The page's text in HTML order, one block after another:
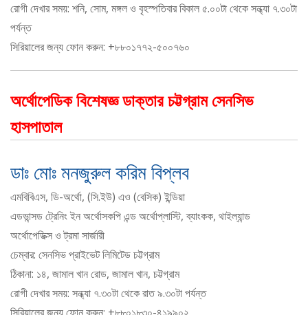
রোগী দেখার সময়: শনি, সোম, মঙ্গল ও বৃহস্পতিবার বিকাল ৫.০০টা থেকে সন্ধ্যা ৭.৩০টা
পর্যন্ত
সিরিয়ালের জন্য ফোন করুন: +৮৮০১৭৭২-৫০০৭৬০
অর্থোপেডিক বিশেষজ্ঞ ডাক্তার চট্টগ্রাম সেনসিভ
হাসপাতাল
ডাঃ মোঃ মনজুরুল করিম বিপ্লব
এমবিবিএস, ডি-অর্থো, (সি.ইউ) এও (বেসিক) ইন্ডিয়া
এডভান্সড ট্রেনিং ইন অর্থোসকপি এন্ড অর্থোপ্লাস্টি, ব্যাংকক, থাইল্যান্ড
অর্থোপেডিক্স ও ট্রমা সার্জারী
চেম্বার: সেনসিভ প্রাইভেট লিমিটেড চট্টগ্রাম
ঠিকানা: ১৪, জামাল খান রোড, জামাল খান, চট্টগ্রাম
রোগী দেখার সময়: সন্ধ্যা ৭.৩০টা থেকে রাত ৯.৩০টা পর্যন্ত